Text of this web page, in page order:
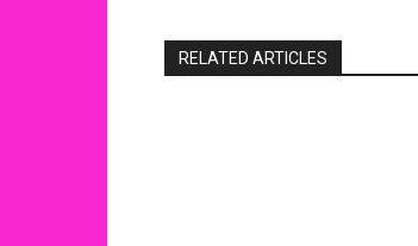
RELATED ARTICLES